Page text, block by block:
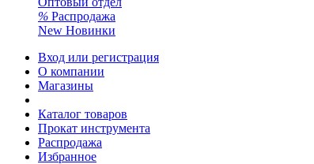
% Распродажа
New Новинки
Вход или регистрация
О компании
Магазины
Каталог товаров
Прокат инструмента
Распродажа
Избранное